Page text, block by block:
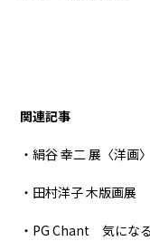
関連記事
・絹谷 幸二 展〈洋
・田村洋子 木版画展
・PG Chant 気にな